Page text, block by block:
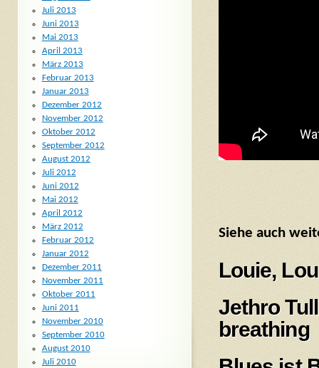
Siehe auch
Louie,
Jethro
breathing
Juli 2013
Juni 2013
Mai 2013
April 2013
März 2013
Februar 2013
Januar 2013
Dezember 2012
November 2012
Oktober 2012
September 2012
August 2012
Juli 2012
Juni 2012
Mai 2012
April 2012
März 2012
Februar 2012
Januar 2012
Dezember 2011
November 2011
Oktober 2011
Juni 2011
November 2010
September 2010
August 2010
Juli 2010